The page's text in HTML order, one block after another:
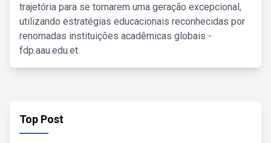
trajetória para se tornarem uma geração excepcional,
utilizando estratégias educacionais reconhecidas por
renomadas instituições acadêmicas globais -
fdp.aau.edu.et.
Top Post